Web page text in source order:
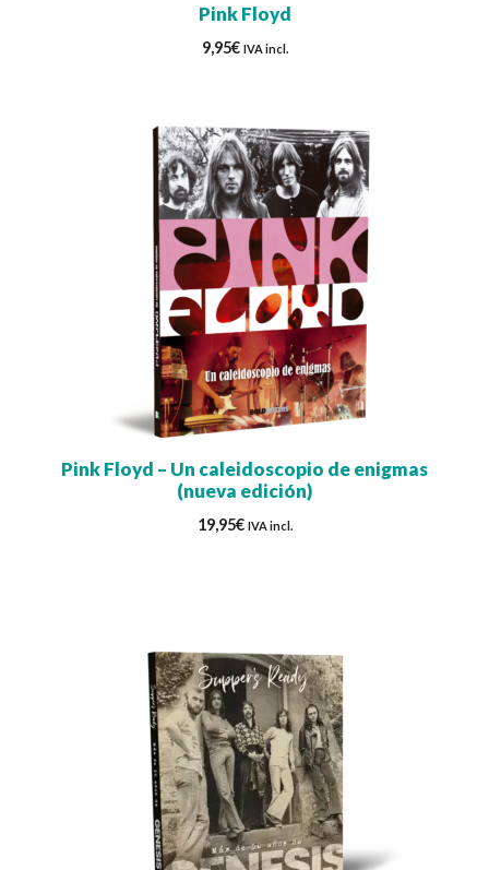
Pink Floyd
9,95€ IVA incl.
Pink Floyd – Un caleidoscopio de enigmas
(nueva edición)
19,95€ IVA incl.